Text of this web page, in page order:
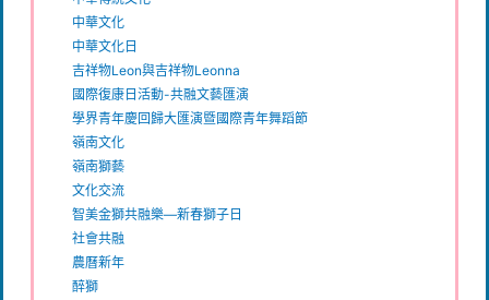
中華文化
中華文化日
吉祥物Leon與吉祥物Leonna
國際復康日活動-共融文藝匯演
學界青年慶回歸大匯演暨國際青年舞蹈節
嶺南文化
嶺南獅藝
文化交流
智美金獅共融樂—新春獅子日
社會共融
農曆新年
醉獅